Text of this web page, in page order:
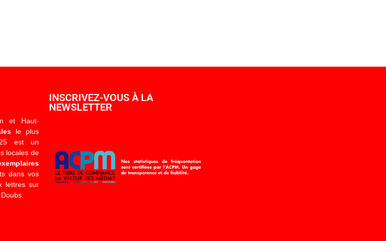
et Haut-
le plus
est un
locales de
dans vos
lettres sur
INSCRIVEZ-VOUS À LA
NEWSLETTER